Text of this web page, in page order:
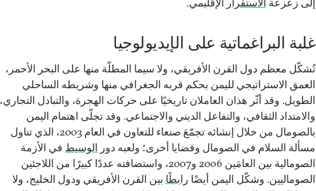
غلبة البراغماتية على الإيديولوجيا
تُشكّل معظم دول القرن الأفريقي، ولا سيما المطلّة منها على البحر الأحمر،
العمق الاستراتيجي لليمن بحكم قربه الجغرافي منها وشريطه الساحلي
الطويل. وقد أثّر هذان العاملان تاريخيًا على حركات الهجرة، والتبادل التجاري،
والامتداد الثقافي، والتفاعل الديني والاجتماعي. وقد تجلّى اهتمام اليمن
بالصومال من خلال إنشائه تجمّعَ صنعاء للتعاون في العام 2003، الذي تناول
مسألة السلام في الصومال وقضايا أخرى؛ ولعبه دور الوسيط في الأزمة
الصومالية بين العامَين 2006 و2007، واستضافته عددًا كبيرًا من اللاجئين
الصوماليين. وشكّل اليمن أيضًا رابطًا بين القرن الأفريقي ودول الخليج، ولا